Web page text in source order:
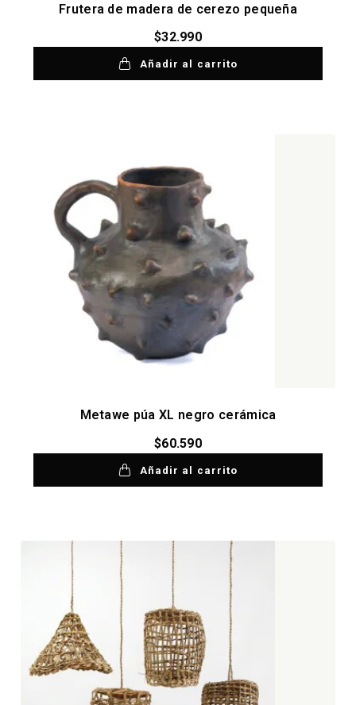
Frutera de madera de cerezo pequeña
$32.990
Añadir al carrito
Metawe púa XL negro cerámica
$60.590
Añadir al carrito